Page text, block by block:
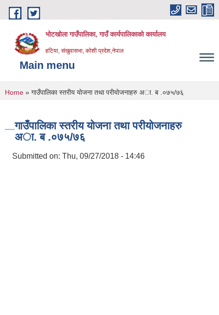
Skip to main content
भोटखोला गाउँपालिका, गाउँ कार्यपालिकाको कार्यालय
हटिया, संखुवासभा, कोशी प्रदेश,नेपाल
Main menu
You are here
Home » गाउँपालिका स्तरीय याेजना तथा परीयाेजनाहरु अा. ब .०७५/७६
गाउँपालिका स्तरीय याेजना तथा परीयाेजनाहरु
अा. ब .०७५/७६
Submitted on: Thu, 09/27/2018 - 14:46